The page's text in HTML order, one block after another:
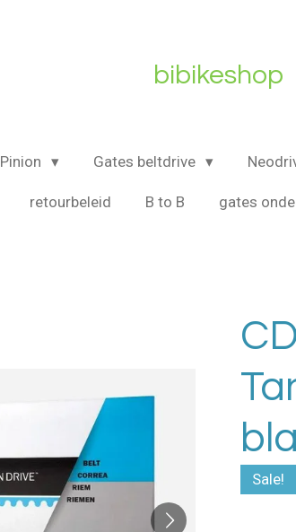
bibikeshop
Pinion Gates beltdrive
retourbeleid B to B gates
Sale!